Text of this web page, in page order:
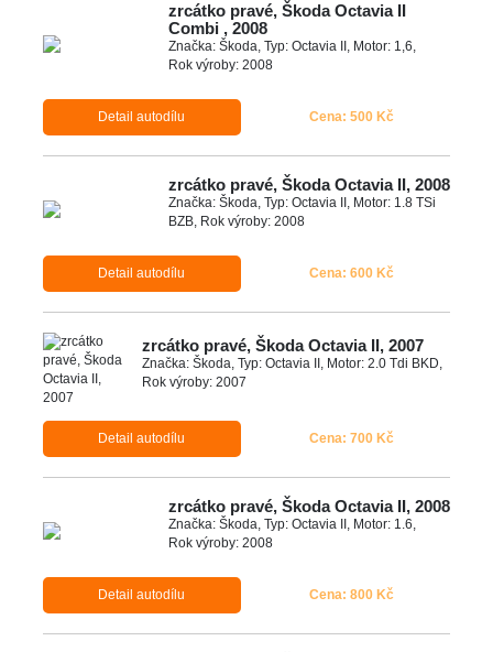
zrcátko pravé, Škoda Octavia II
Combi , 2008
Značka: Škoda, Typ: Octavia II, Motor: 1,6,
Rok výroby: 2008
Detail autodílu Cena: 500 Kč
zrcátko pravé, Škoda Octavia II, 2008
Značka: Škoda, Typ: Octavia II, Motor: 1.8 TSi
BZB, Rok výroby: 2008
Detail autodílu Cena: 600 Kč
zrcátko pravé, Škoda Octavia II, 2007
Značka: Škoda, Typ: Octavia II, Motor: 2.0 Tdi BKD,
Rok výroby: 2007
Detail autodílu Cena: 700 Kč
zrcátko pravé, Škoda Octavia II, 2008
Značka: Škoda, Typ: Octavia II, Motor: 1.6,
Rok výroby: 2008
Detail autodílu Cena: 800 Kč